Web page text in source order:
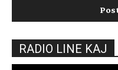
RADIO LINE KAJ